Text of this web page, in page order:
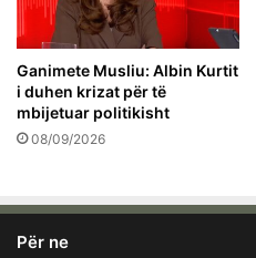
Ganimete Musliu: Albin Kurtit
i duhen krizat për të
mbijetuar politikisht
08/09/2026
Për ne